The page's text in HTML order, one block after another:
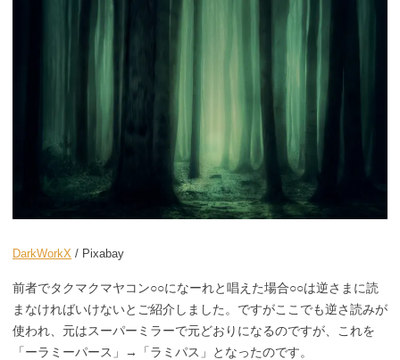
DarkWorkX / Pixabay
前者でタクマクマヤコン○○になーれと唱えた場合○○は逆さまに読
まなければいけないとご紹介しました。ですがここでも逆さ読みが
使われ、元はスーパーミラーで元どおりになるのですが、これを
「ーラミーパース」→「ラミパス」となったのです。